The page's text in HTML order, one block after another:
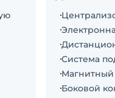
Система
Магнитный
Боковой